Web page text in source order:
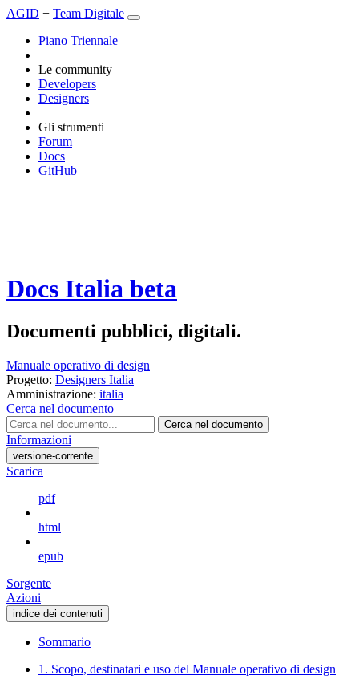
AGID + Team Digitale
Piano Triennale
Le community
Developers
Designers
Gli strumenti
Forum
Docs
GitHub
Docs Italia beta
Documenti pubblici, digitali.
Manuale operativo di design
Progetto: Designers Italia
Amministrazione: italia
Cerca nel documento
Cerca nel documento
Informazioni
versione-corrente
Scarica
pdf
html
epub
Sorgente
Azioni
indice dei contenuti
Sommario
1. Scopo, destinatari e uso del Manuale operativo di design